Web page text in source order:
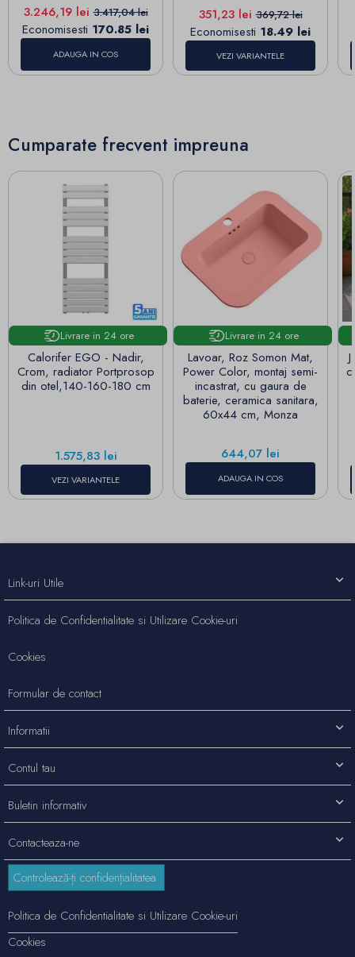
Pret
3.246,19 leiPret de baza
3.417,04 lei
Economisesti 170.85 lei
ADAUGA IN COS
Pret
351,23 leiPret de baza
369,72 lei
Economisesti 18.49 lei
VEZI VARIANTELE
Cumparate frecvent impreuna
Livrare in 24 ore
Calorifer EGO - Nadir,
Crom, radiator Portprosop
din otel,140-160-180 cm
Pret
1.575,83 lei
VEZI VARIANTELE
Livrare in 24 ore
Lavoar, Roz Somon Mat,
Power Color, montaj semi-
incastrat, cu gaura de
baterie, ceramica sanitara,
60x44 cm, Monza
Pret
644,07 lei
ADAUGA IN COS
Contacteaza-ne
Link-uri Utile
Politica de Confidentialitate si Utilizare Cookie-uri
Cookies
Formular de contact
Informatii
Contul tau
Buletin informativ
Controlează-ți confidențialitatea
Politica de Confidentialitate si Utilizare Cookie-uri
Cookies